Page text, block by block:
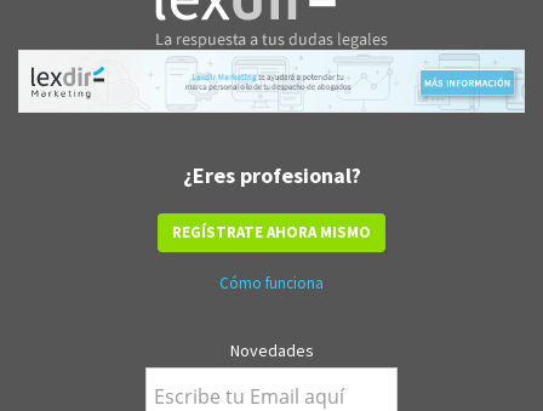
¿Eres profesional?
REGÍSTRATE AHORA MISMO
Cómo funciona
Novedades